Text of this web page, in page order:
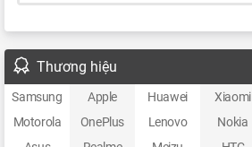
Thương hiệu
Samsung Apple Huawei Xiaomi
Motorola
OnePlus Lenovo Nokia